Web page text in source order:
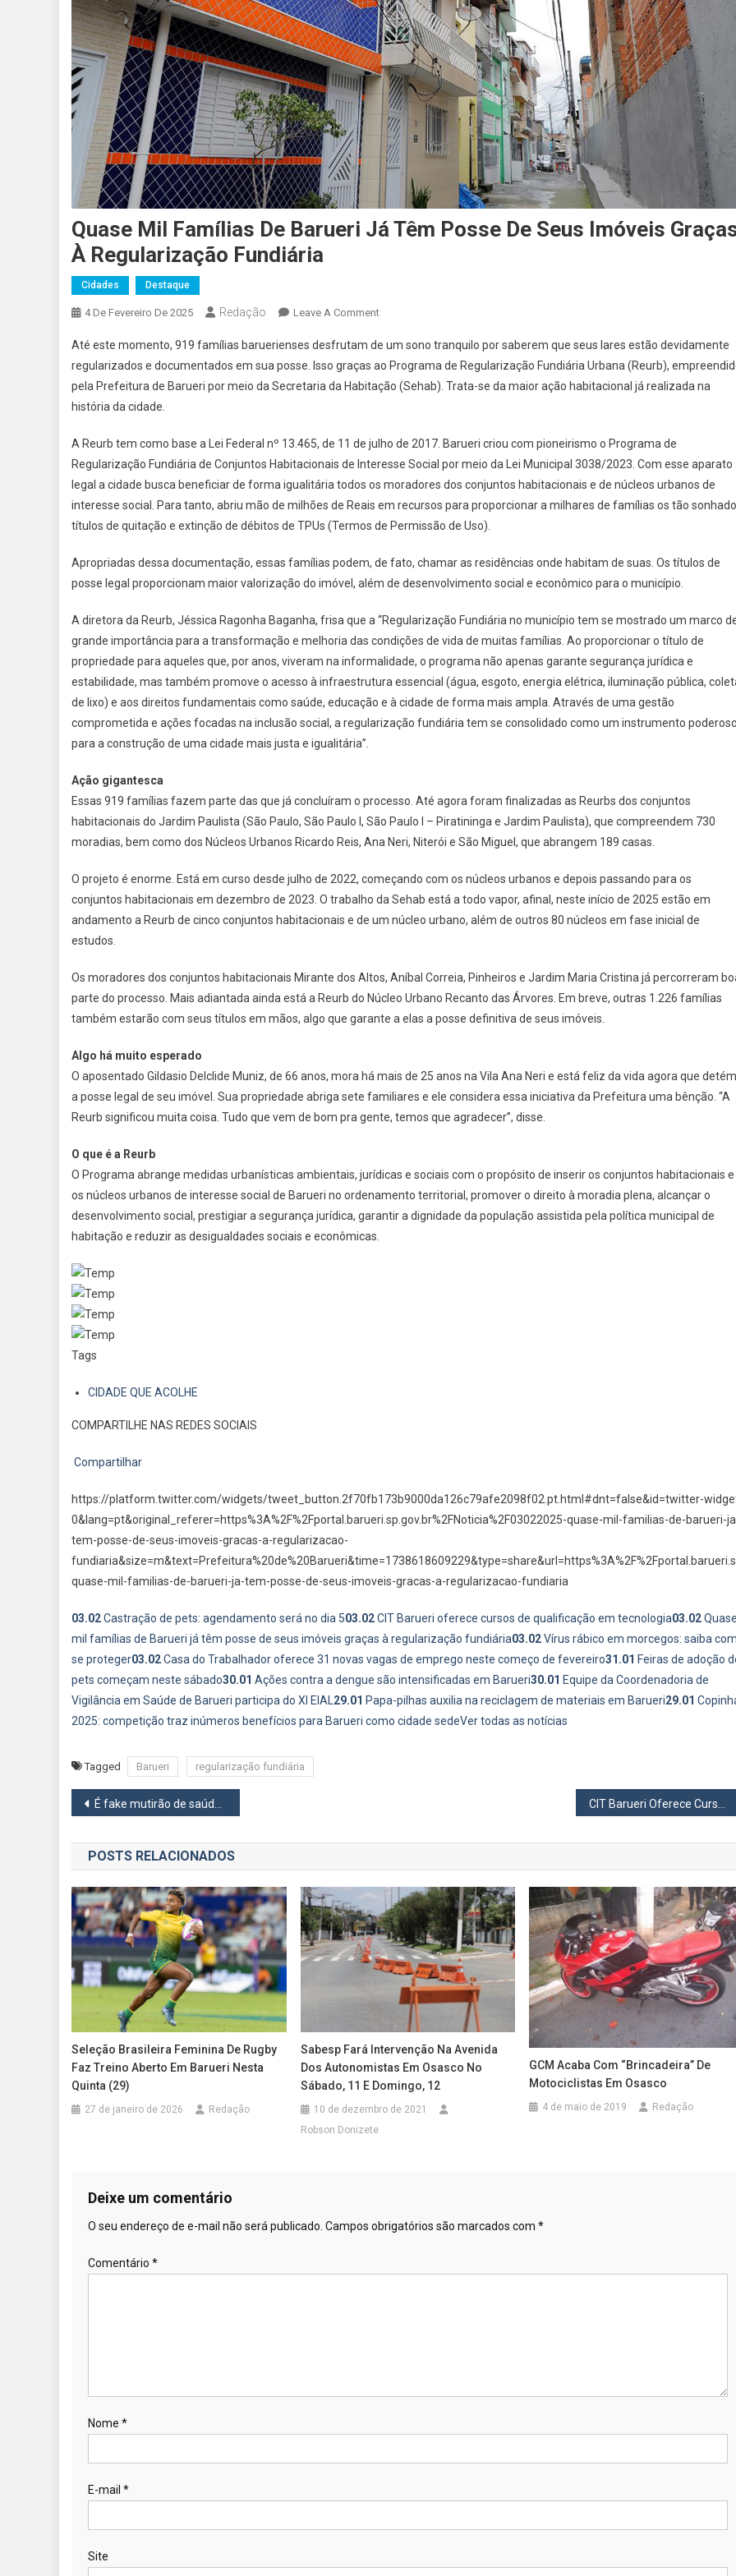
Quase Mil Famílias De Barueri Já Têm Posse De Seus Imóveis
À Regularização Fundiária
Cidades Destaque
4 De Fevereiro De 2025 Redação Leave A CommentOn
Mil
Famílias
De
Têm
Posse
De
Seus
Imóveis
À
Regularização
Até este momento, 919 famílias baruerienses desfrutam de um sono tranquilo por saberem que seus lares estão devidamente
regularizados e documentados em sua posse. Isso graças ao Programa de Regularização Fundiária Urbana (Reurb),
pela Prefeitura de Barueri por meio da Secretaria da Habitação (Sehab). Trata-se da maior ação habitacional já realizada na
história da cidade.
A Reurb tem como base a Lei Federal nº 13.465, de 11 de julho de 2017. Barueri criou com pioneirismo o Programa de
Regularização Fundiária de Conjuntos Habitacionais de Interesse Social por meio da Lei Municipal 3038/2023. Com esse aparato
legal a cidade busca beneficiar de forma igualitária todos os moradores dos conjuntos habitacionais e de núcleos urbanos de
interesse social. Para tanto, abriu mão de milhões de Reais em recursos para proporcionar a milhares de famílias os tão
títulos de quitação e extinção de débitos de TPUs (Termos de Permissão de Uso).
Apropriadas dessa documentação, essas famílias podem, de fato, chamar as residências onde habitam de suas. Os títulos de
posse legal proporcionam maior valorização do imóvel, além de desenvolvimento social e econômico para o município.
A diretora da Reurb, Jéssica Ragonha Baganha, frisa que a “Regularização Fundiária no município tem se mostrado um marco
grande importância para a transformação e melhoria das condições de vida de muitas famílias. Ao proporcionar o título de
propriedade para aqueles que, por anos, viveram na informalidade, o programa não apenas garante segurança jurídica e
estabilidade, mas também promove o acesso à infraestrutura essencial (água, esgoto, energia elétrica, iluminação pública,
de lixo) e aos direitos fundamentais como saúde, educação e à cidade de forma mais ampla. Através de uma gestão
comprometida e ações focadas na inclusão social, a regularização fundiária tem se consolidado como um instrumento
para a construção de uma cidade mais justa e igualitária”.
Ação gigantesca
Essas 919 famílias fazem parte das que já concluíram o processo. Até agora foram finalizadas as Reurbs dos conjuntos
habitacionais do Jardim Paulista (São Paulo, São Paulo I, São Paulo I – Piratininga e Jardim Paulista), que compreendem 730
moradias, bem como dos Núcleos Urbanos Ricardo Reis, Ana Neri, Niterói e São Miguel, que abrangem 189 casas.
O projeto é enorme. Está em curso desde julho de 2022, começando com os núcleos urbanos e depois passando para os
conjuntos habitacionais em dezembro de 2023. O trabalho da Sehab está a todo vapor, afinal, neste início de 2025 estão em
andamento a Reurb de cinco conjuntos habitacionais e de um núcleo urbano, além de outros 80 núcleos em fase inicial de
estudos.
Os moradores dos conjuntos habitacionais Mirante dos Altos, Aníbal Correia, Pinheiros e Jardim Maria Cristina já percorreram
parte do processo. Mais adiantada ainda está a Reurb do Núcleo Urbano Recanto das Árvores. Em breve, outras 1.226 famílias
também estarão com seus títulos em mãos, algo que garante a elas a posse definitiva de seus imóveis.
Algo há muito esperado
O aposentado Gildasio Delclide Muniz, de 66 anos, mora há mais de 25 anos na Vila Ana Neri e está feliz da vida agora que detém
a posse legal de seu imóvel. Sua propriedade abriga sete familiares e ele considera essa iniciativa da Prefeitura uma bênção. “A
Reurb significou muita coisa. Tudo que vem de bom pra gente, temos que agradecer”, disse.
O que é a Reurb
O Programa abrange medidas urbanísticas ambientais, jurídicas e sociais com o propósito de inserir os conjuntos habitacionais e
os núcleos urbanos de interesse social de Barueri no ordenamento territorial, promover o direito à moradia plena, alcançar o
desenvolvimento social, prestigiar a segurança jurídica, garantir a dignidade da população assistida pela política municipal de
habitação e reduzir as desigualdades sociais e econômicas.
Tags
CIDADE QUE ACOLHE
COMPARTILHE NAS REDES SOCIAIS
Compartilhar
https://platform.twitter.com/widgets/tweet_button.2f70fb173b9000da126c79afe2098f02.pt.html#dnt=false&id=twitter-
0&lang=pt&original_referer=https%3A%2F%2Fportal.barueri.sp.gov.br%2FNoticia%2F03022025-quase-mil-familias-de-barueri-
tem-posse-de-seus-imoveis-gracas-a-regularizacao-
quase-mil-familias-de-barueri-ja-tem-posse-de-seus-imoveis-gracas-a-regularizacao-fundiaria
03.02Castração de pets: agendamento será no dia 503.02CIT Barueri oferece cursos de qualificação em tecnologia03.02
mil famílias de Barueri já têm posse de seus imóveis graças à regularização fundiária03.02Vírus rábico em morcegos: saiba
se proteger03.02Casa do Trabalhador oferece 31 novas vagas de emprego neste começo de fevereiro31.01 Feiras de adoção
pets começam neste sábado30.01 Ações contra a dengue são intensificadas em Barueri30.01 Equipe da Coordenadoria de
Vigilância em Saúde de Barueri participa do XI EIAL29.01 Papa-pilhas auxilia na reciclagem de materiais em Barueri29.01
2025: competição traz inúmeros benefícios para Barueri como cidade sedeVer todas as notícias
Tagged Barueri regularização fundiária
Navegação
de
Post
É fake mutirão de saúde visual anunciado nas redes sociais
POSTS RELACIONADOS
Seleção Brasileira Feminina De Rugby
Faz Treino Aberto Em Barueri Nesta
Quinta (29)
27 de janeiro de 2026 Redação
Sabesp Fará Intervenção Na Avenida
Dos Autonomistas Em Osasco No
Sábado, 11 E Domingo, 12
10 de dezembro de 2021
Robson Donizete
GCM Acaba Com “brincadeira” De
Motociclistas Em Osasco
4 de maio de 2019 Redação
Deixe um comentário
O seu endereço de e-mail não será publicado. Campos obrigatórios são marcados com *
Comentário *
Nome *
E-mail *
Site